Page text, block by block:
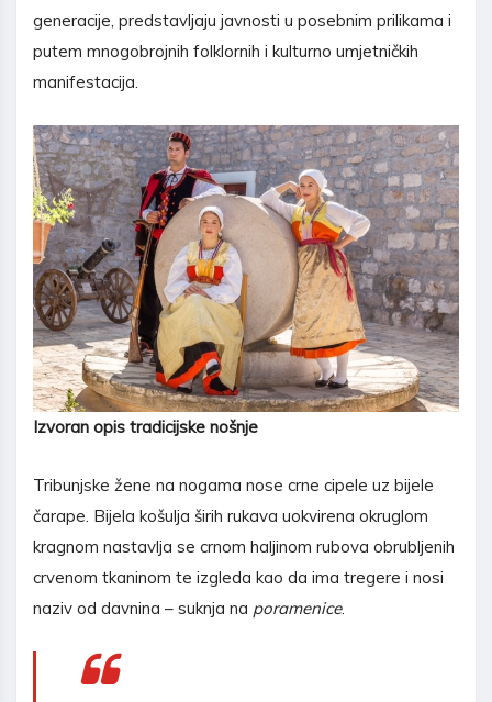
generacije, predstavljaju javnosti u posebnim prilikama i
putem mnogobrojnih folklornih i kulturno umjetničkih
manifestacija.
Izvoran opis tradicijske nošnje
Tribunjske žene na nogama nose crne cipele uz bijele
čarape. Bijela košulja širih rukava uokvirena okruglom
kragnom nastavlja se crnom haljinom rubova obrubljenih
crvenom tkaninom te izgleda kao da ima tregere i nosi
naziv od davnina – suknja na poramenice.